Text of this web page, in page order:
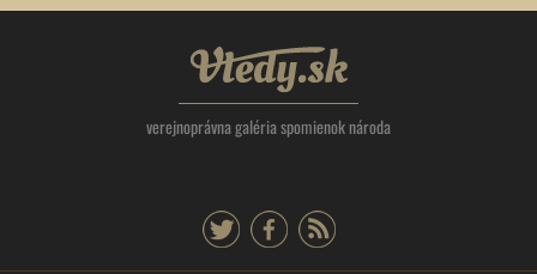
Vtedy.sk
verejnoprávna galéria spomienok národa